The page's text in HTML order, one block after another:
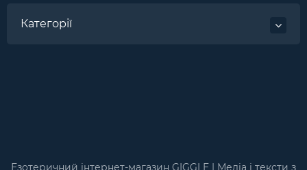
Категорії
Езотеричний інтернет-магазин GIGGLE | Медіа і тексти з